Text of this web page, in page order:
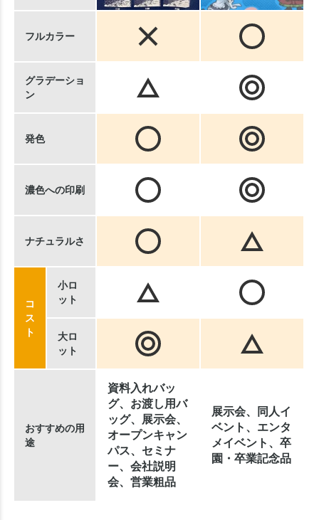
フルカラー
グラデーショ
ン
発色
濃色への印刷
ナチュラルさ
コ
ス
ト
小ロ
ット
大ロ
ット
おすすめの用
途
資料入れバッ
グ、お渡し用バ
ッグ、展示会、
オープンキャン
パス、セミナ
ー、会社説明
会、営業粗品
展示会、同人イ
ベント、エンタ
メイベント、卒
園・卒業記念品